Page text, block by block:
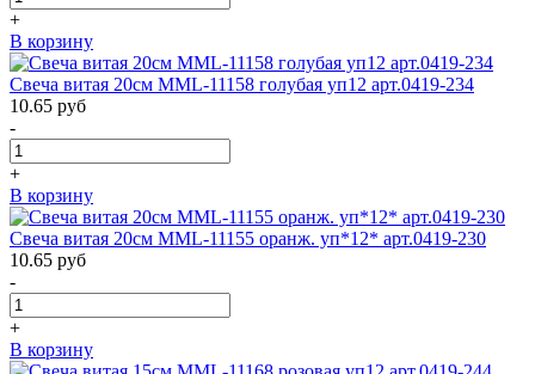
+
В корзину
Свеча витая 20см MML-11158 голубая уп12 арт.0419-234
10.65 руб
-
+
В корзину
Свеча витая 20см MML-11155 оранж. уп*12* арт.0419-230
10.65 руб
-
+
В корзину